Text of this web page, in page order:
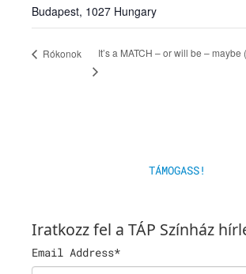
Budapest, 1027 Hungary
Rókonok It’s a MATCH – or will be –
TÁMOGASS!
Iratkozz fel a TÁP Színház
Email Address*